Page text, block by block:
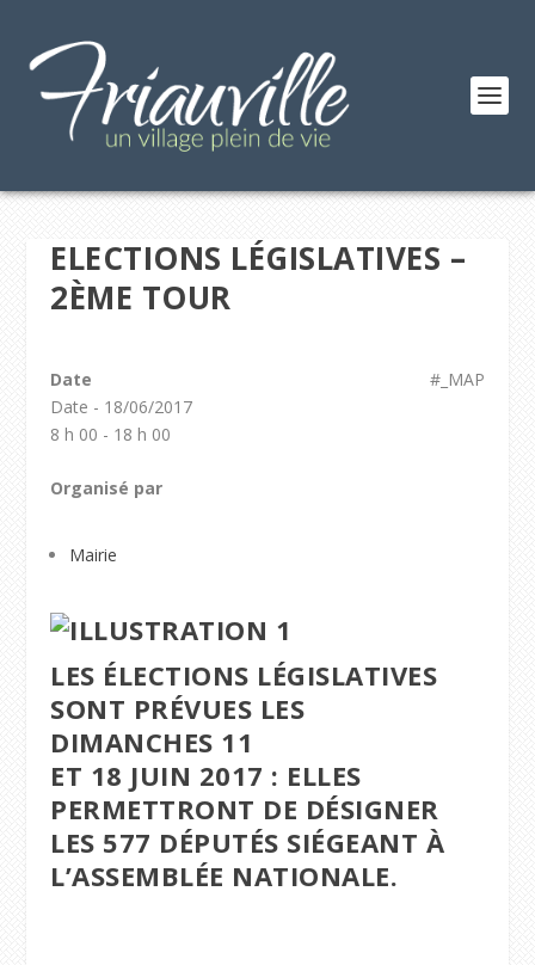
ELECTIONS LÉGISLATIVES –
2ÈME TOUR
#_MAP
Date
Date - 18/06/2017
8 h 00 - 18 h 00
Organisé par
Mairie
LES ÉLECTIONS LÉGISLATIVES
SONT PRÉVUES LES
DIMANCHES 11
ET 18 JUIN 2017 : ELLES
PERMETTRONT DE DÉSIGNER
LES 577 DÉPUTÉS SIÉGEANT À
L’ASSEMBLÉE NATIONALE.